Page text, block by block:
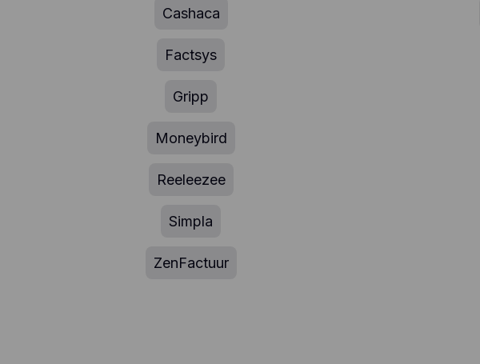
Cashaca
Factsys
Gripp
Moneybird
Reeleezee
Simpla
ZenFactuur